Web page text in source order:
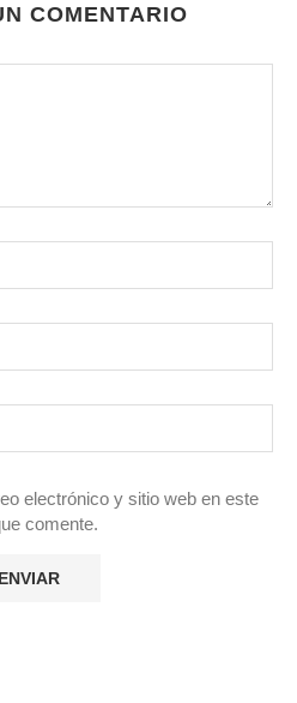
COMENTARIO
electrónico y sitio web en este
comente.